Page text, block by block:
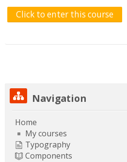
Click to enter this course
Skip Navigation
Navigation
Home
My courses
Typography
Components